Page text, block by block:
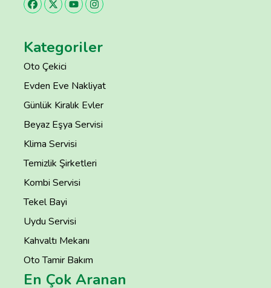
Kategoriler
Oto Çekici
Evden Eve Nakliyat
Günlük Kiralık Evler
Beyaz Eşya Servisi
Klima Servisi
Temizlik Şirketleri
Kombi Servisi
Tekel Bayi
Uydu Servisi
Kahvaltı Mekanı
Oto Tamir Bakım
En Çok Aranan